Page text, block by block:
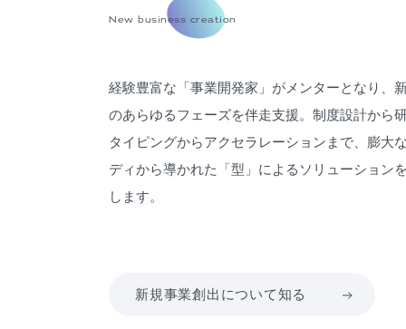
New business creation
経験豊富な「事業開発家」がメンターとなり、
のあらゆるフェーズを伴走支援。制度設計から
タイピングからアクセラレーションまで、膨大
ディから導かれた「型」によるソリューション
します。
新規事業創出について知る